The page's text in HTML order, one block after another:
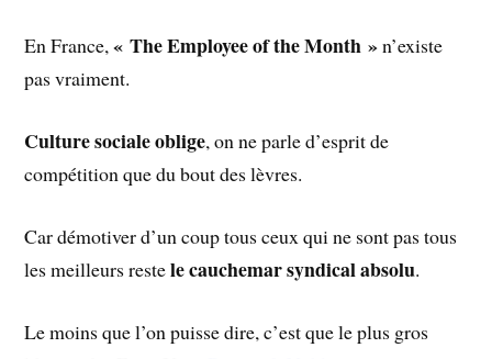
En France,« The Employee of the Month »n’existe
pas vraiment.
Culture sociale oblige, on ne parle d’esprit de
compétition que du bout des lèvres.
Car démotiver d’un coup tous ceux qui ne sont pas tous
les meilleurs restele cauchemar syndical absolu.
Le moins que l’on puisse dire, c’est que le plus gros